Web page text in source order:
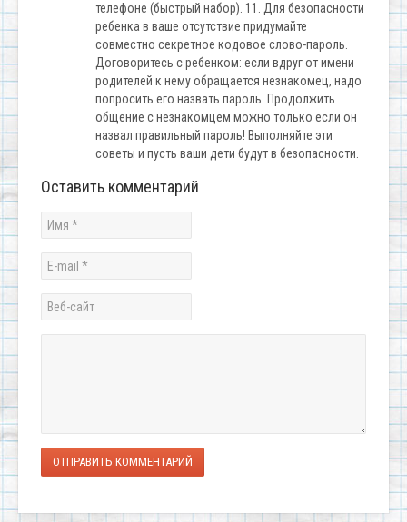
телефоне (быстрый набор). 11. Для безопасности
ребенка в ваше отсутствие придумайте
совместно секретное кодовое слово-пароль.
Договоритесь с ребенком: если вдруг от имени
родителей к нему обращается незнакомец, надо
попросить его назвать пароль. Продолжить
общение с незнакомцем можно только если он
назвал правильный пароль! Выполняйте эти
советы и пусть ваши дети будут в безопасности.
Оставить комментарий
ОТПРАВИТЬ КОММЕНТАРИЙ